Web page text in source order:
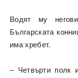
Водят му
Българската
има хребет.
– Четвърти полк